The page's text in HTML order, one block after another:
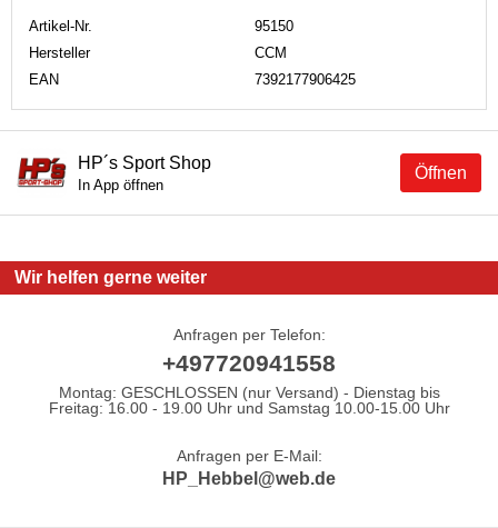
Artikel-Nr.
95150
Hersteller
CCM
EAN
7392177906425
Öffnen
HP´s Sport Shop
In App öffnen
Wir helfen gerne weiter
Anfragen per Telefon:
+497720941558
Montag: GESCHLOSSEN (nur Versand) - Dienstag bis
Freitag: 16.00 - 19.00 Uhr und Samstag 10.00-15.00 Uhr
Anfragen per E-Mail:
HP_Hebbel@web.de